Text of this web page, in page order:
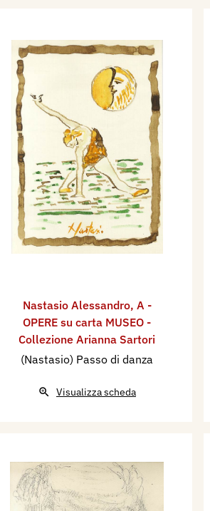
Nastasio Alessandro, A -
OPERE su carta MUSEO -
Collezione Arianna Sartori
(Nastasio) Passo di danza
Visualizza scheda